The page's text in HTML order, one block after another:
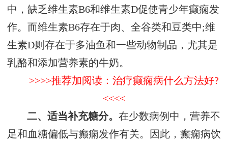
中，缺乏维生素B6和维生素D促使青少年癫痫发
作。而维生素B6存在于肉、全谷类和豆类中;维
生素D则存在于多油鱼和一些动物制品，尤其是
乳酪和添加营养素的牛奶。
>>>>推荐加阅读：治疗癫痫病什么方法好?
<<<<
二、适当补充糖分。在少数病例中，营养不
足和血糖偏低与癫痫发作有关。因此，癫痫病饮